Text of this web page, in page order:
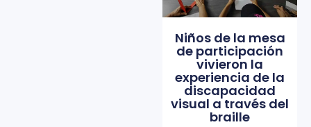
Niños de la mesa
de participación
vivieron la
experiencia de la
discapacidad
visual a través del
braille